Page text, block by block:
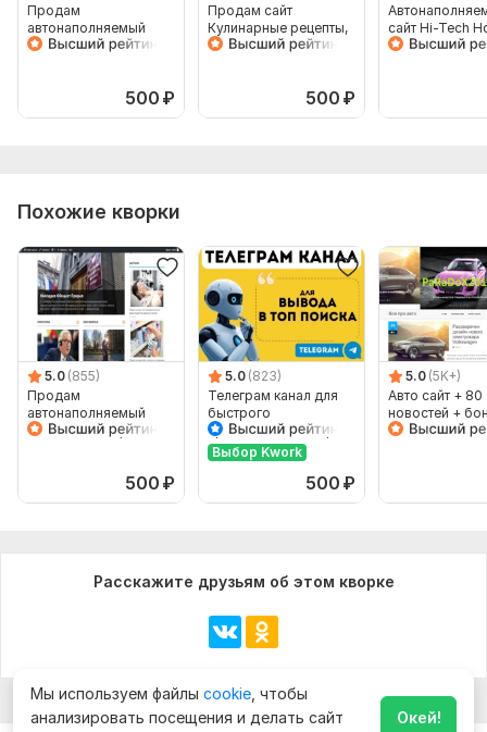
Продам
автонаполняемый
сайт Автоновости,
500 ₽
Продам сайт
Кулинарные рецепты,
Автонаполняемый на
500 ₽
сайт Hi-Tech
гаджетов, СМИ
Похожие кворки
5.0 (855)
Продам
автонаполняемый
сайт. СМИ, Инфо,
500 ₽
5.0 (823)
Телеграм канал для
быстрого
продвижения. Старый
TG канал 2023 года
Выбор Kwork
500 ₽
5.0 (5K+)
Авто сайт + 80
новостей +
Расскажите друзьям об этом кворке
Мы используем файлы cookie , чтобы
анализировать посещения и делать сайт
Окей!